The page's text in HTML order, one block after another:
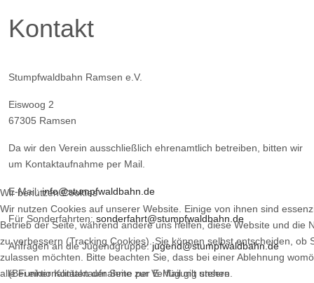
Kontakt
Stumpfwaldbahn Ramsen e.V.
Eiswoog 2
67305 Ramsen
Da wir den Verein ausschließlich ehrenamtlich betreiben, bitten wir
um Kontaktaufnahme per Mail.
E-Mail:info@stumpfwaldbahn.de
Für Sonderfahrten: sonderfahrt@stumpfwaldbahn.de
Anfragen an die Jugendgruppe:jugend@stumpfwaldbahn.de
(Bei einer Kontaktaufnahme per E-Mail gilt unsere
Wir benutzen Cookies
Wir nutzen Cookies auf unserer Website. Einige von ihnen sind
Betrieb der Seite, während andere uns helfen, diese Website und die
zu verbessern (Tracking Cookies). Sie können selbst entscheiden, ob
zulassen möchten. Bitte beachten Sie, dass bei einer Ablehnung
alle Funktionalitäten der Seite zur Verfügung stehen.